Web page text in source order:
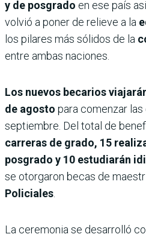
y de posgrado en ese país
volvió a poner de relieve a la
los pilares más sólidos de la
entre ambas naciones.
Los nuevos becarios
de agosto para comenzar
septiembre. Del total de
carreras de grado, 15
posgrado y 10 estudiarán
se otorgaron becas de
Policiales
La ceremonia se desarrolló